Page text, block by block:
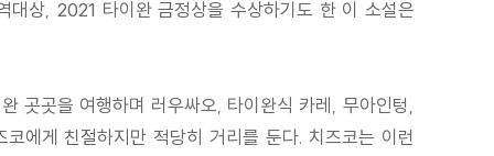
대상, 2021 타이완 금정상을 수상하기도 한 이 소설은
곳곳을 여행하며 러우싸오, 타이완식 카레, 무아인텅,
에게 친절하지만 적당히 거리를 둔다. 치즈코는 이런